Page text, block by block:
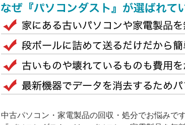
中古パソコン・家電製品の回収・処分でお悩みで